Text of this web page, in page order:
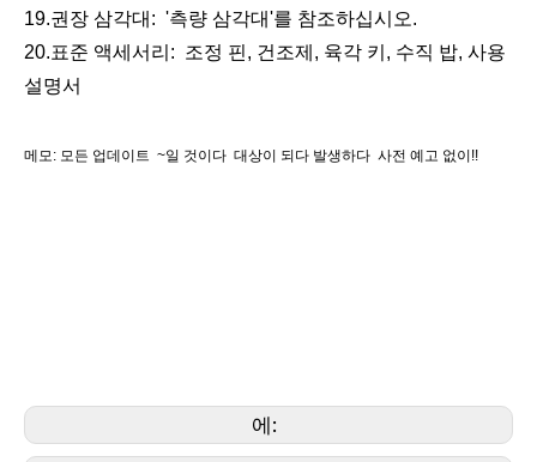
19.권장 삼각대: '측량 삼각대'를 참조하십시오.
20.표준 액세서리: 조정 핀, 건조제, 육각 키, 수직 밥, 사용
설명서
메모: 모든 업데이트 ~일 것이다 대상이 되다 발생하다 사전 예고 없이!!
에: